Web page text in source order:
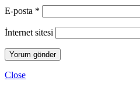
E-posta *
İnternet sitesi
Close